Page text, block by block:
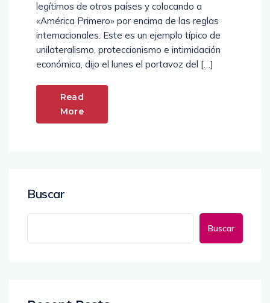
legítimos de otros países y colocando a
«América Primero» por encima de las reglas
internacionales. Este es un ejemplo típico de
unilateralismo, proteccionismo e intimidación
económica, dijo el lunes el portavoz del […]
Read
More
Buscar
Buscar